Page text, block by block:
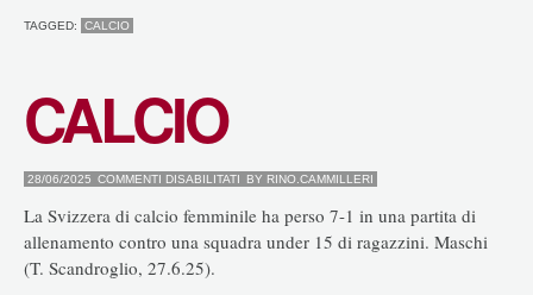
TAGGED: CALCIO
CALCIO
28/06/2025 COMMENTI DISABILITATI
SUBY RINO.CAMMILLERI
La Svizzera di calcio femminile ha perso 7-1 in una partita di
allenamento contro una squadra under 15 di ragazzini. Maschi
(T. Scandroglio, 27.6.25).